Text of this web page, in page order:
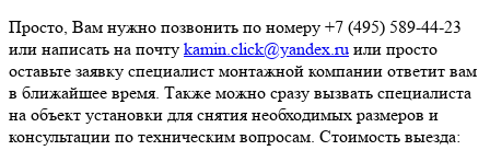
Просто, Вам нужно позвонить по номеру +7 (495) 589-44-23
или написать на почту kamin.click@yandex.ru или просто
оставьте заявку специалист монтажной компании ответит вам
в ближайшее время. Также можно сразу вызвать специалиста
на объект установки для снятия необходимых размеров и
консультации по техническим вопросам. Стоимость выезда: